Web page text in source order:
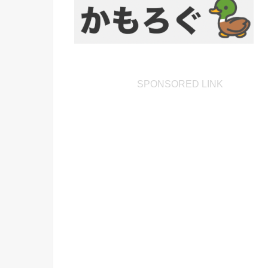
SPONSORED LINK